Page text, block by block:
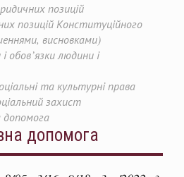
позицій
позицій Конституційного
висновками)
обов’язки людини і
та культурні права
захист
допомога